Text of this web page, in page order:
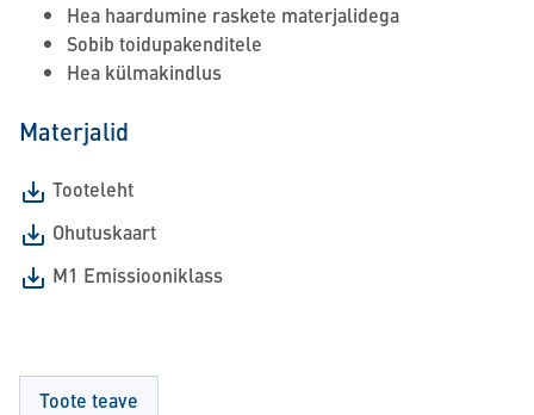
Hea haardumine raskete materjalidega
Sobib toidupakenditele
Hea külmakindlus
Materjalid
Tooteleht
Ohutuskaart
M1 Emissiooniklass
Toote teave